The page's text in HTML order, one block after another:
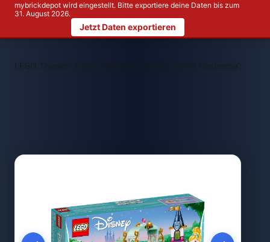
mybrickdepot wird eingestellt. Bitte exportiere deine Daten bis zum
31. August 2026.
Jetzt Daten exportieren
LEGO Themen > LEGO 41159 Cinderella's